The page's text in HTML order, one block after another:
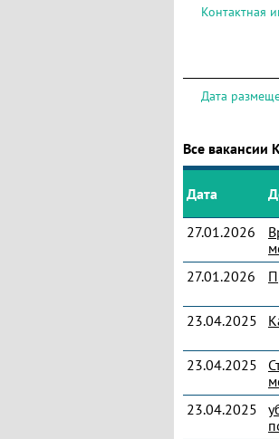
Контактная
Дата
Все вакансии
Дата
27.01.2026
27.01.2026
23.04.2025
23.04.2025
23.04.2025